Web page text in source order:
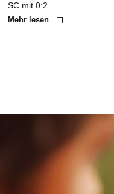
SC mit 0:2.
Mehr lesen